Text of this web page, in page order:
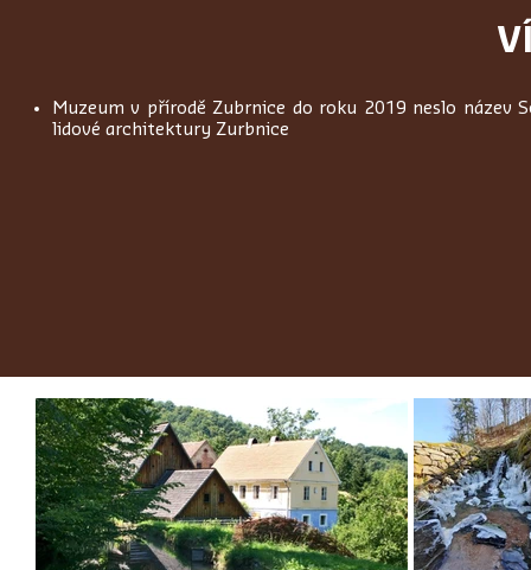
Muzeum v přírodě Zubrnice do roku 2019 neslo název
lidové architektury Zurbnice